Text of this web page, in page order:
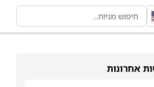
אחרונות